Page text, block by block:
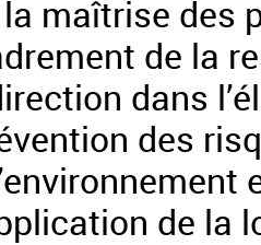
maîtrise des
de la
dans
des
de la